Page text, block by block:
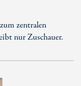
zentralen
nur Zuschauer.